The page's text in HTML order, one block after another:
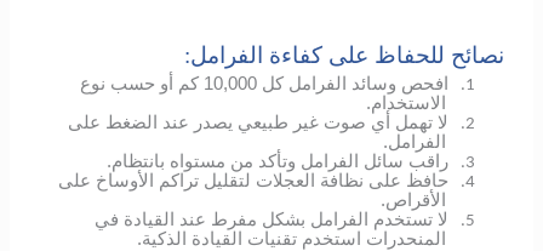
نصائح للحفاظ على كفاءة الفرامل:
1.
افحص وسائد الفرامل كل 10,000 كم أو حسب نوع
الاستخدام.
2.
لا تهمل أي صوت غير طبيعي يصدر عند الضغط على
الفرامل.
3. راقب سائل الفرامل وتأكد من مستواه بانتظام.
4.
حافظ على نظافة العجلات لتقليل تراكم الأوساخ على
الأقراص.
5.
لا تستخدم الفرامل بشكل مفرط عند القيادة في
المنحدرات استخدم تقنيات القيادة الذكية.